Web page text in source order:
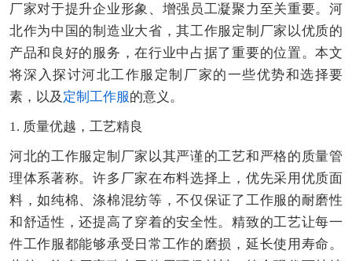
厂家对于提升企业形象、增强员工凝聚力至关重要。河
北作为中国的制造业大省，其工作服定制厂家以优质的
产品和良好的服务，在行业中占据了重要的位置。本文
将深入探讨河北工作服定制厂家的一些优势和选择要
素，以及 定制工作服的意义。
1. 质量优越，工艺精良
河北的工作服定制厂家以其严谨的工艺和严格的质量管
理体系著称。许多厂家在布料选择上，优先采用优质面
料，如纯棉、涤棉混纺等，不仅保证了工作服的耐磨性
和舒适性，还提高了穿着的安全性。精致的工艺让每一
件工作服都能够承受日常工作的磨损，延长使用寿命。